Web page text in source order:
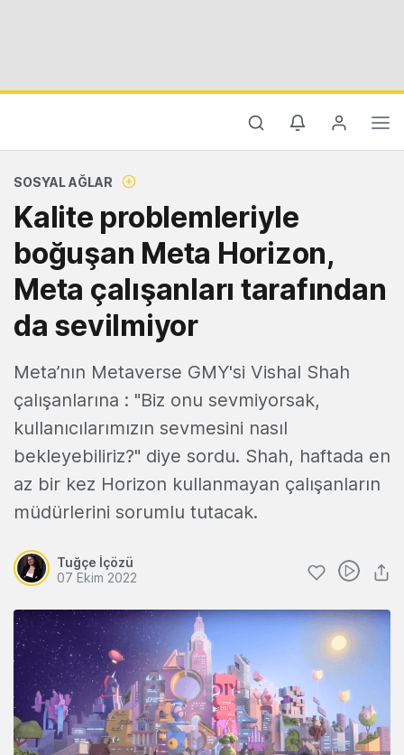
SOSYAL AĞLAR
Kalite problemleriyle
boğuşan Meta Horizon,
Meta çalışanları tarafından
da sevilmiyor
Meta’nın Metaverse GMY'si Vishal Shah
çalışanlarına : "Biz onu sevmiyorsak,
kullanıcılarımızın sevmesini nasıl
bekleyebiliriz?" diye sordu. Shah, haftada en
az bir kez Horizon kullanmayan çalışanların
müdürlerini sorumlu tutacak.
Tuğçe İçözü
07 Ekim 2022